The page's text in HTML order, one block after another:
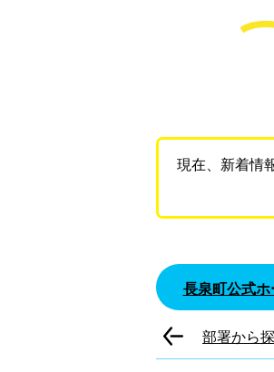
現在、新着情
長泉町公式
部署から